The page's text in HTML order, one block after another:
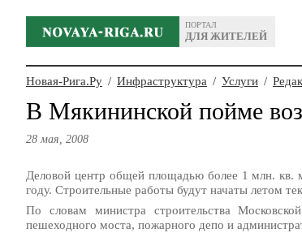
ПОРТАЛ
ДЛЯ ЖИТЕЛЕЙ
Новая-Рига.Ру / Инфраструктура / Услуги /
В Мякининской пойме
28 мая, 2008
Деловой центр общей площадью более 1 млн. кв.
году. Строительные работы будут начаты летом
По словам министра строительства
пешеходного моста, пожарного депо и